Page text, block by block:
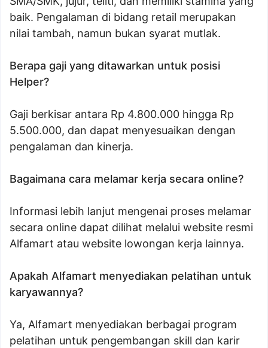
baik. Pengalaman di bidang retail merupakan
nilai tambah, namun bukan syarat mutlak.
Berapa gaji yang ditawarkan untuk posisi
Helper?
Gaji berkisar antara Rp 4.800.000 hingga Rp
5.500.000, dan dapat menyesuaikan dengan
pengalaman dan kinerja.
Bagaimana cara melamar kerja secara online?
Informasi lebih lanjut mengenai proses melamar
secara online dapat dilihat melalui website resmi
Alfamart atau website lowongan kerja lainnya.
Apakah Alfamart menyediakan pelatihan untuk
karyawannya?
Ya, Alfamart menyediakan berbagai program
pelatihan untuk pengembangan skill dan karir